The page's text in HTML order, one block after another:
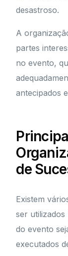
desastroso.
A
partes
no evento,
antecipados
de
Existem
ser
do evento
executados